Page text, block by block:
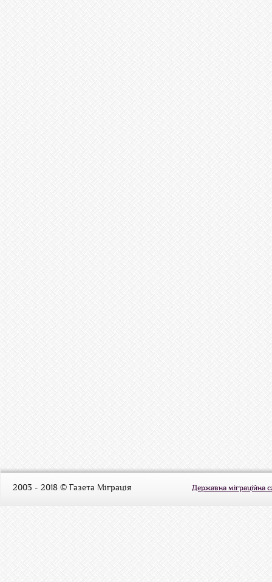
2003 - 2018 © Газета Міграція Державна міграційна